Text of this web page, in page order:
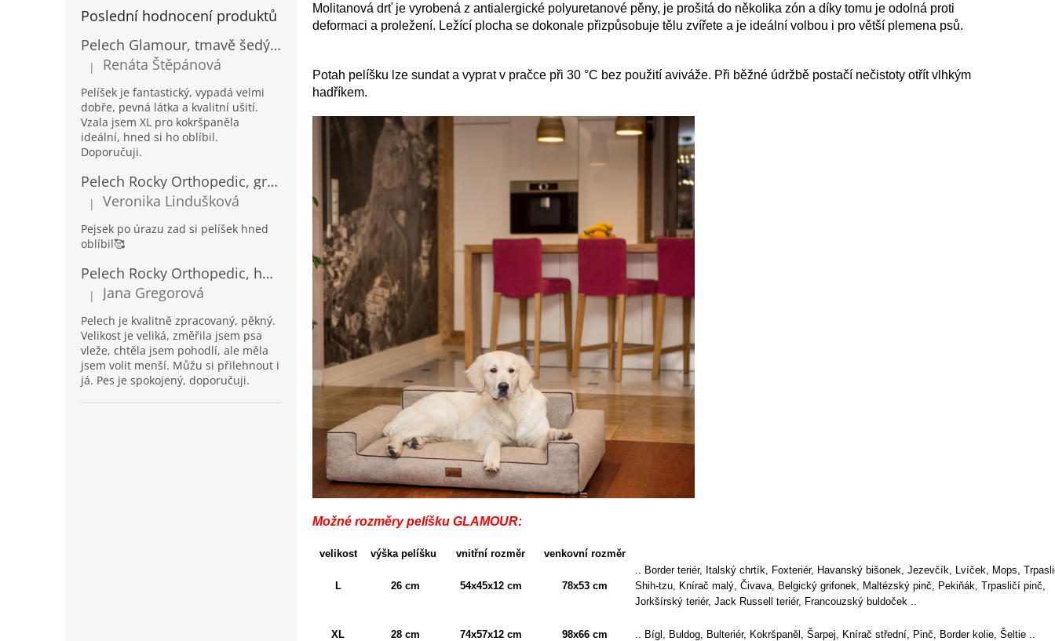
Poslední hodnocení produktů
Pelech Glamour, tmavě šedý Inari
Hodnocení produktu je 5 z 5 hvězdiček.
| Renáta Štěpánová
Pelíšek je fantastický, vypadá velmi
dobře, pevná látka a kvalitní ušití.
Vzala jsem XL pro kokršpaněla
ideální, hned si ho oblíbil.
Doporučuji.
Pelech Rocky Orthopedic, grafit
Hodnocení produktu je 5 z 5 hvězdiček.
| Veronika Lindušková
Pejsek po úrazu zad si pelíšek hned
oblíbil🥰
Pelech Rocky Orthopedic, hnědý
Hodnocení produktu je 5 z 5 hvězdiček.
| Jana Gregorová
Pelech je kvalitně zpracovaný, pěkný.
Velikost je veliká, změřila jsem psa
vleže, chtěla jsem pohodlí, ale měla
jsem volit menší. Můžu si přilehnout i
já. Pes je spokojený, doporučuji.
Molitanová drť je vyrobená z antialergické polyuretanové pěny, je prošitá do několika zón a díky tomu je odolná proti
deformaci a proležení. Ležící plocha se dokonale přizpůsobuje tělu zvířete a je ideální volbou i pro větší plemena psů.
Potah pelíšku lze sundat a vyprat v pračce při 30 °C bez použití aviváže. Při běžné údržbě postačí nečistoty otřít vlhkým
hadříkem.
Možné rozměry pelíšku GLAMOUR:
velikost výška pelíšku vnitřní rozměr venkovní rozměr
L 26 cm 54x45x12 cm 78x53 cm
.. Border teriér, Italský chrtík, Foxteriér, Havanský bišonek, Jezevčík, Lvíček, Mops,
Shih-tzu, Knírač malý, Čivava, Belgický grifonek, Maltézský pinč, Pekiňák, Trpasličí pinč,
Jorkšírský teriér, Jack Russell teriér, Francouzský buldoček ..
XL 28 cm 74x57x12 cm 98x66 cm .. Bígl, Buldog, Bulteriér, Kokršpaněl, Šarpej, Knírač střední, Pinč, Border kolie, Šeltie ..